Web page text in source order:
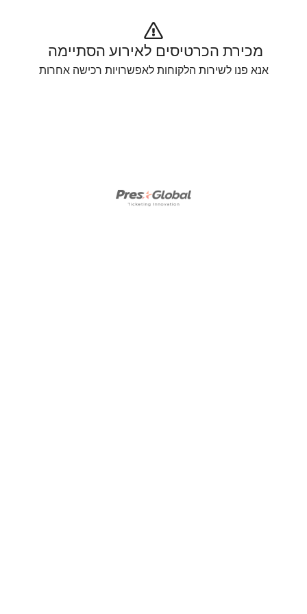
מכירת הכרטיסים לאירוע הסתיימה
אנא פנו לשירות הלקוחות לאפשרויות רכישה אחרות